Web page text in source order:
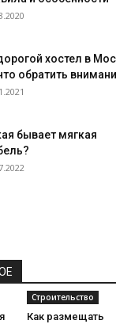
хостел в
обратить
бывает мягкая
Строительство
Как размещать